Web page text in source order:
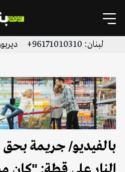
لبنان: 96171010310+ ديربورن: 13137751171+ | 13136996923+
بالفيديو/ جريمة